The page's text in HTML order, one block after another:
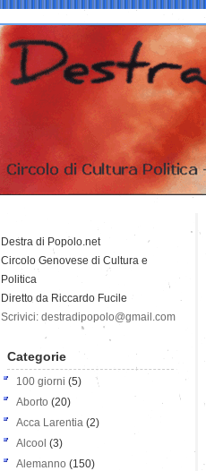
Destra di Popolo.net
Circolo Genovese di Cultura e
Politica
Diretto da Riccardo Fucile
Scrivici: destradipopolo@gmail.com
Categorie
100 giorni (5)
Aborto (20)
Acca Larentia (2)
Alcool (3)
Alemanno (150)